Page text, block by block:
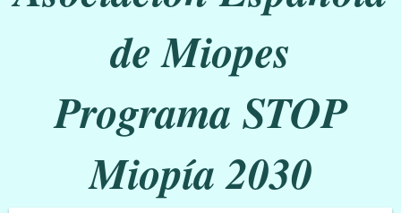
de Miopes
Programa STOP
Miopía 2030